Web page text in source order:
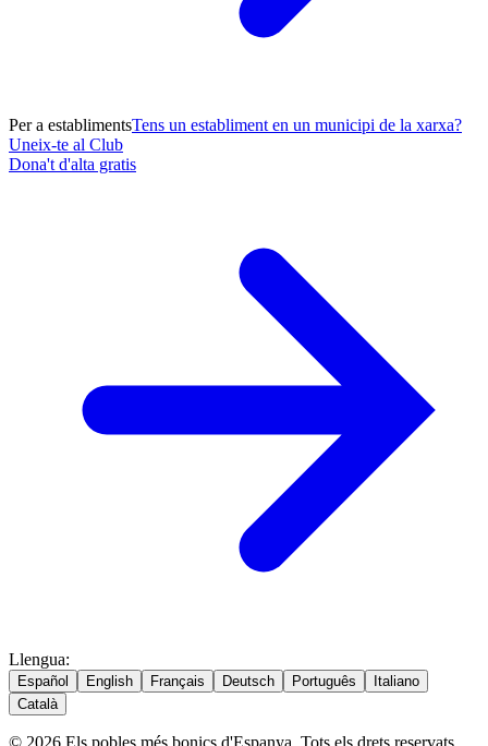
Per a establimentsTens un establiment en un municipi de la xarxa?
Uneix-te al Club
Dona't d'alta gratis
Llengua:
Español English Français Deutsch Português
Italiano
Català